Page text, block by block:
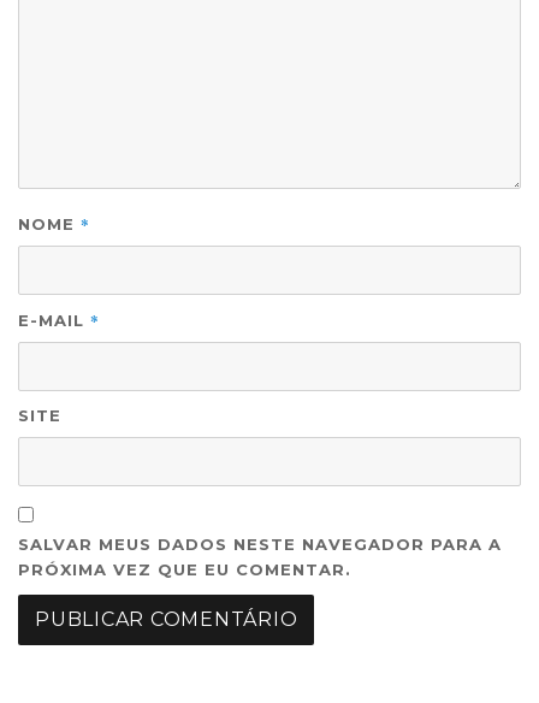
NOME *
E-MAIL *
SITE
SALVAR MEUS DADOS NESTE NAVEGADOR PARA A
PRÓXIMA VEZ QUE EU COMENTAR.